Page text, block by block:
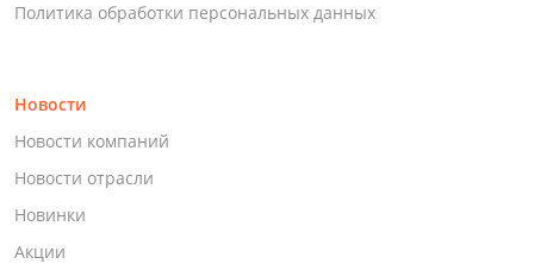
Политика обработки персональных данных
Новости
Новости компаний
Новости отрасли
Новинки
Акции